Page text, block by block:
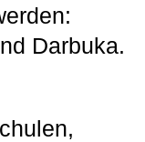
Darbuka.